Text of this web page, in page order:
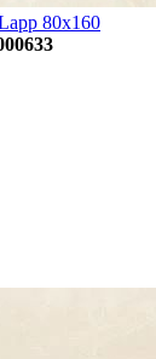
80x160